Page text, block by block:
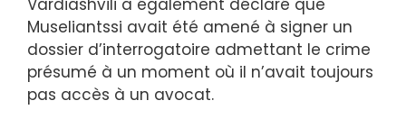
Vardiashvili a également déclaré que
Museliantssi avait été amené à signer un
dossier d’interrogatoire admettant le crime
présumé à un moment où il n’avait toujours
pas accès à un avocat.